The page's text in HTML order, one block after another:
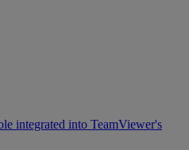
integrated into TeamViewer's